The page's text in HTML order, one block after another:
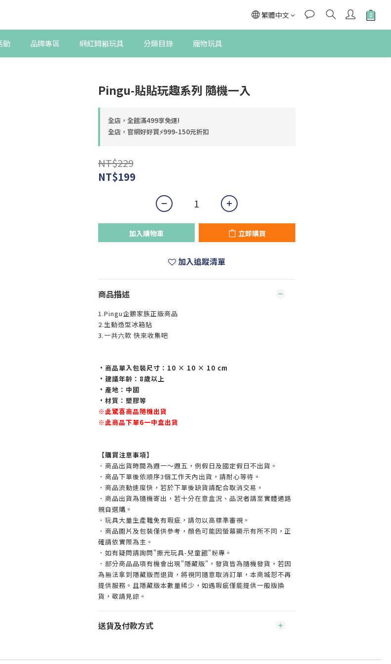
繁體中文
動 品牌專區 網紅開箱玩具 分類目錄 寵物玩具
Pingu-貼貼玩趣系列 隨機一入
全店，全館滿499享免運!
全店，官網好好買⚡999-150元折扣
NT$229
NT$199
加入購物車 立即購買
加入追蹤清單
商品描述
1.Pingu企鵝家族正版商品
2.生動造型冰箱貼
3.一共六款 快來收集吧
•商品單入包裝尺寸：10 × 10 × 10 cm
•建議年齡：8歲以上
•產地：中國
•材質：塑膠等
※此驚喜商品隨機出貨
※此商品下單6一中盒出貨
【購買注意事項】
．商品出貨時間為週一～週五，例假日及國定假日不出貨。
．商品下單後依順序3個工作天內出貨，請耐心等待。
．商品流動速度快，若於下單後缺貨請配合取消交易。
．商品出貨為隨機寄出，若十分在意盒況、品況者請至實體通路
親自選購。
．玩具大量生產難免有瑕疵，請勿以高標準審視。
．商品圖片及包裝僅供參考，顏色可能因螢幕顯示有所不同，正
確請依實際為主。
．如有疑問請詢問"振光玩具-兒童館"粉專。
．部分商品品項有機會出現"隱藏版"，發貨皆為隨機發貨，若因
為無法拿到隱藏版而退貨，將視同隨意取消訂單，本商城恕不再
提供服務。且隱藏版本數量稀少，如遇瑕疵僅能提供一般版換
貨，敬請見諒。
送貨及付款方式